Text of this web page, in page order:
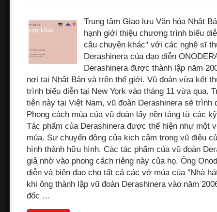
Trung tâm Giao lưu Văn hóa Nhật
hạnh giới thiệu chương trình biểu
câu chuyện khác" với các nghệ sĩ
Derashinera của đạo diễn
Derashinera được thành lập năm
nơi tại Nhật Bản và trên thế giới. Vũ đoàn vừa kết
trình biểu diễn tại New York vào tháng 11 vừa qua.
tiên này tại Việt Nam, vũ đoàn Derashinera sẽ trình
Phong cách múa của vũ đoàn lấy nền tảng từ các
Tác phẩm của Derashinera được thể hiện như một
múa. Sự chuyển động của kịch câm trong vũ điệu
hình thành hữu hình. Các tác phẩm của vũ đoàn
giả nhờ vào phong cách riêng này của họ. Ông
diễn và biên đạo cho tất cả các vở múa của "Nhà
khi ông thành lập vũ đoàn Derashinera vào năm
đốc …